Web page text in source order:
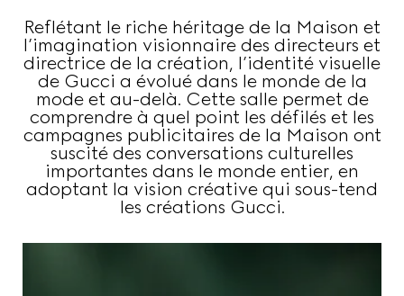
Reflétant le riche héritage de la Maison et
l’imagination visionnaire des directeurs et
directrice de la création, l’identité visuelle
de Gucci a évolué dans le monde de la
mode et au-delà. Cette salle permet de
comprendre à quel point les défilés et les
campagnes publicitaires de la Maison ont
suscité des conversations culturelles
importantes dans le monde entier, en
adoptant la vision créative qui sous-tend
les créations Gucci.